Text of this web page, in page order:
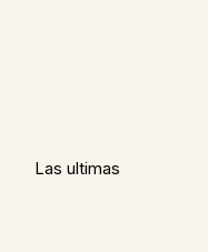
Las ultimas